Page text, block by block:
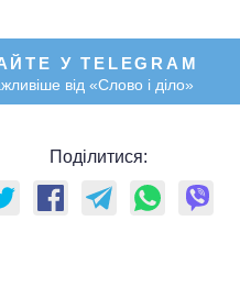
У TELEGRAM
від «Слово і діло»
Поділитися: